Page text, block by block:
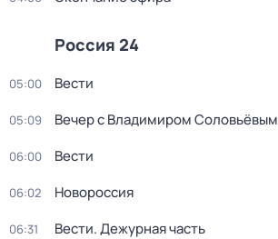
Россия 24
05:00 Вести
05:09 Вечер с Владимиром Соловьёвым
06:00 Вести
06:02 Новороссия
06:31 Вести. Дежурная часть